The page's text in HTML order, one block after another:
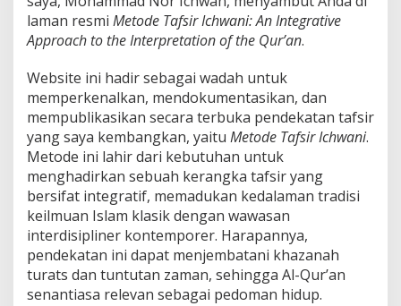
5
B
Y
A
M
I
N
laman resmi Metode Tafsir Ichwani: An Integrative
Approach to the Interpretation of the Qur’an.
Website ini hadir sebagai wadah untuk
memperkenalkan, mendokumentasikan, dan
mempublikasikan secara terbuka pendekatan tafsir
yang saya kembangkan, yaitu Metode Tafsir Ichwani.
Metode ini lahir dari kebutuhan untuk
menghadirkan sebuah kerangka tafsir yang
bersifat integratif, memadukan kedalaman tradisi
keilmuan Islam klasik dengan wawasan
interdisipliner kontemporer. Harapannya,
pendekatan ini dapat menjembatani khazanah
turats dan tuntutan zaman, sehingga Al-Qur’an
senantiasa relevan sebagai pedoman hidup.